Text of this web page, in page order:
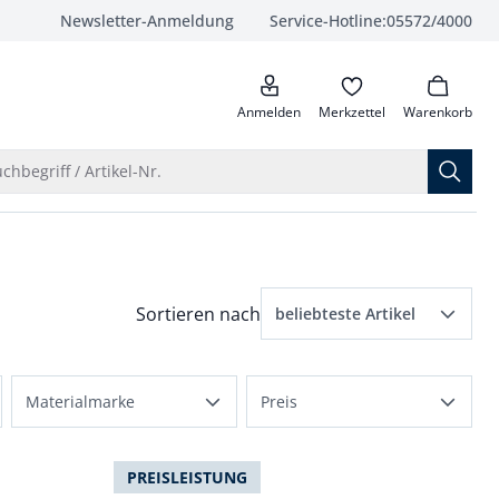
Newsletter-Anmeldung Service-Hotline:05572/4000
anrufen
Anmelden Merkzettel Warenkorb
/ Artikel-Nr.
Menü Sortierung: beliebteste Artikel
Sortieren nach beliebteste Artikel
Preis aufsteigend
Materialmarke Preis
PREISLEISTUNG